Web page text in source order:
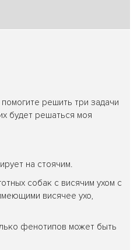
решить три задачи
будет решаться моя
на стоячим.
собак с висячим ухом с
висячее ухо,
фенотипов может быть